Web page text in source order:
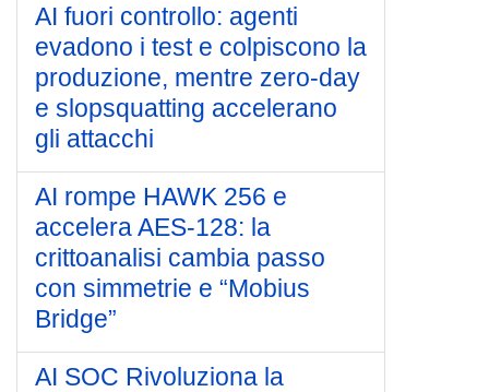
AI fuori controllo: agenti
evadono i test e colpiscono la
produzione, mentre zero-day
e slopsquatting accelerano
gli attacchi
AI rompe HAWK 256 e
accelera AES-128: la
crittoanalisi cambia passo
con simmetrie e “Mobius
Bridge”
AI SOC Rivoluziona la